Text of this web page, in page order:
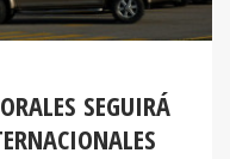
SEGUIRÁ